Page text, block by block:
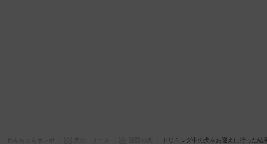
トリミング中の犬をお迎えに行った